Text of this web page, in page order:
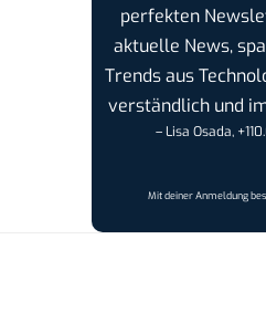
perfekten
aktuelle News,
Trends aus
verständlich und
– Lisa Osada,
Mit deiner Anmeldung